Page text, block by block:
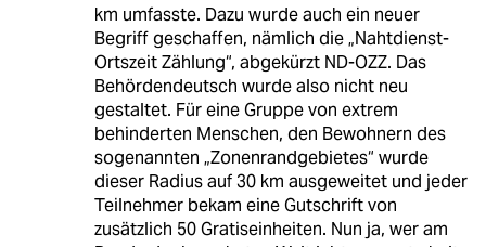
km umfasste. Dazu wurde auch ein neuer
Begriff geschaffen, nämlich die „Nahtdienst-
Ortszeit Zählung“, abgekürzt ND-OZZ. Das
Behördendeutsch wurde also nicht neu
gestaltet. Für eine Gruppe von extrem
behinderten Menschen, den Bewohnern des
sogenannten „Zonenrandgebietes“ wurde
dieser Radius auf 30 km ausgeweitet und jeder
Teilnehmer bekam eine Gutschrift von
zusätzlich 50 Gratiseinheiten. Nun ja, wer am